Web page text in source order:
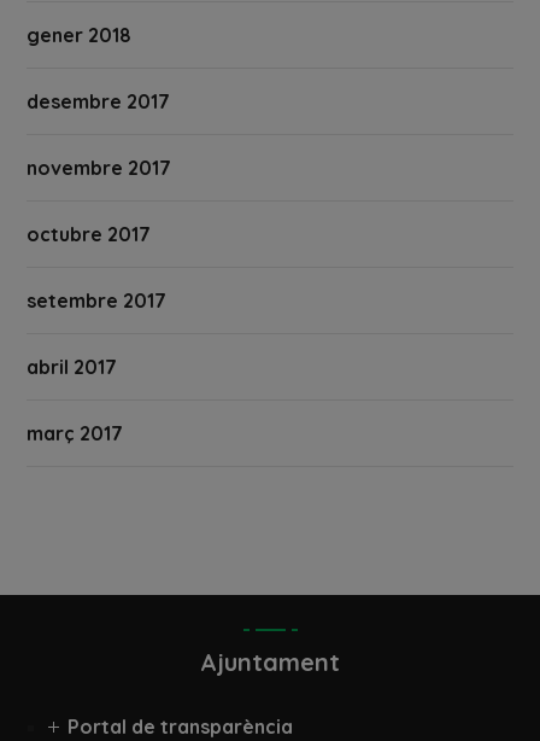
gener 2018
desembre 2017
novembre 2017
octubre 2017
setembre 2017
abril 2017
març 2017
Ajuntament
Portal de transparència